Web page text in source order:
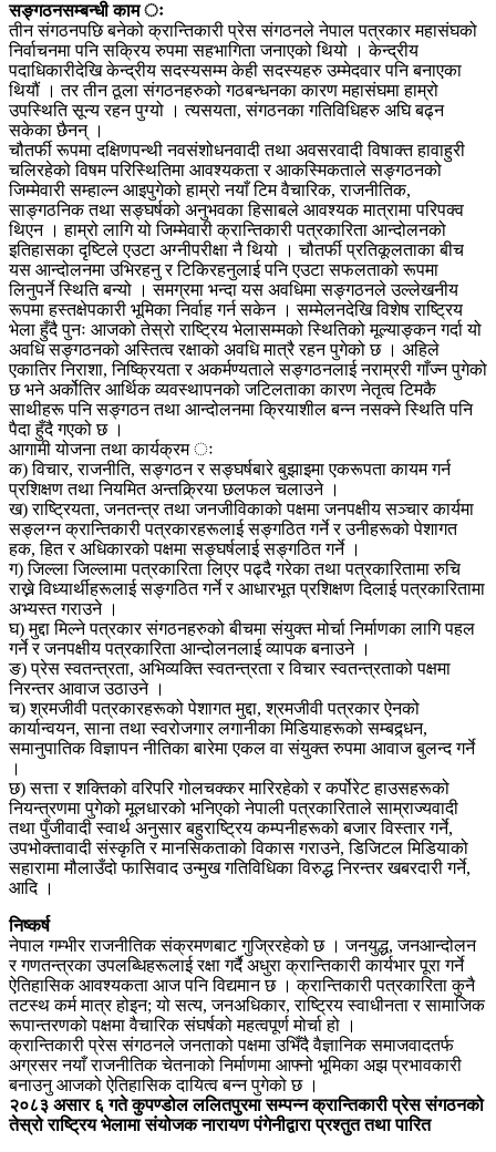
सङ्गठनसम्बन्धी काम ः
तीन संगठनपछि बनेको क्रान्तिकारी प्रेस संगठनले नेपाल पत्रकार महासंघको
निर्वाचनमा पनि सक्रिय रुपमा सहभागिता जनाएको थियो । केन्द्रीय
पदाधिकारीदेखि केन्द्रीय सदस्यसम्म केही सदस्यहरु उम्मेदवार पनि बनाएका
थियौं । तर तीन ठूला संगठनहरुको गठबन्धनका कारण महासंघमा हाम्रो
उपस्थिति सून्य रहन पुग्यो । त्यसयता, संगठनका गतिविधिहरु अघि बढ्न
सकेका छैनन् ।
चौतर्फी रूपमा दक्षिणपन्थी नवसंशोधनवादी तथा अवसरवादी विषाक्त हावाहुरी
चलिरहेको विषम परिस्थितिमा आवश्यकता र आकस्मिकताले सङ्गठनको
जिम्मेवारी सम्हाल्न आइपुगेको हाम्रो नयाँ टिम वैचारिक, राजनीतिक,
साङ्गठनिक तथा सङ्घर्षको अनुभवका हिसाबले आवश्यक मात्रामा परिपक्व
थिएन । हाम्रो लागि यो जिम्मेवारी क्रान्तिकारी पत्रकारिता आन्दोलनको
इतिहासका दृष्टिले एउटा अग्नीपरीक्षा नै थियो । चौतर्फी प्रतिकूलताका बीच
यस आन्दोलनमा उभिरहनु र टिकिरहनुलाई पनि एउटा सफलताको रूपमा
लिनुपर्ने स्थिति बन्यो । समग्रमा भन्दा यस अवधिमा सङ्गठनले उल्लेखनीय
रूपमा हस्तक्षेपकारी भूमिका निर्वाह गर्न सकेन । सम्मेलनदेखि विशेष राष्ट्रिय
भेला हुँदै पुनः आजको तेस्रो राष्ट्रिय भेलासम्मको स्थितिको मूल्याङ्कन गर्दा यो
अवधि सङ्गठनको अस्तित्व रक्षाको अवधि मात्रै रहन पुगेको छ । अहिले
एकातिर निराशा, निष्क्रियता र अकर्मण्यताले सङ्गठनलाई नराम्ररी गाँज्न पुगेको
छ भने अर्कोतिर आर्थिक व्यवस्थापनको जटिलताका कारण नेतृत्व टिमकै
साथीहरू पनि सङ्गठन तथा आन्दोलनमा क्रियाशील बन्न नसक्ने स्थिति पनि
पैदा हुँदै गएको छ ।
आगामी योजना तथा कार्यक्रम ः
क) विचार, राजनीति, सङ्गठन र सङ्घर्षबारे बुझाइमा एकरूपता कायम गर्न
प्रशिक्षण तथा नियमित अन्तक्र्रिया छलफल चलाउने ।
ख) राष्ट्रियता, जनतन्त्र तथा जनजीविकाको पक्षमा जनपक्षीय सञ्चार कार्यमा
सङ्लग्न क्रान्तिकारी पत्रकारहरूलाई सङ्गठित गर्ने र उनीहरूको पेशागत
हक, हित र अधिकारको पक्षमा सङ्घर्षलाई सङ्गठित गर्ने ।
ग) जिल्ला जिल्लामा पत्रकारिता लिएर पढ्दै गरेका तथा पत्रकारितामा रुचि
राख्ने विध्यार्थीहरूलाई सङ्गठित गर्ने र आधारभूत प्रशिक्षण दिलाई पत्रकारितामा
अभ्यस्त गराउने ।
घ) मुद्दा मिल्ने पत्रकार संगठनहरुको बीचमा संयुक्त मोर्चा निर्माणका लागि पहल
गर्ने र जनपक्षीय पत्रकारिता आन्दोलनलाई व्यापक बनाउने ।
ङ) प्रेस स्वतन्त्रता, अभिव्यक्ति स्वतन्त्रता र विचार स्वतन्त्रताको पक्षमा
निरन्तर आवाज उठाउने ।
च) श्रमजीवी पत्रकारहरूको पेशागत मुद्दा, श्रमजीवी पत्रकार ऐनको
कार्यान्वयन, साना तथा स्वरोजगार लगानीका मिडियाहरूको सम्बद्र्धन,
समानुपातिक विज्ञापन नीतिका बारेमा एकल वा संयुक्त रुपमा आवाज बुलन्द गर्ने
।
छ) सत्ता र शक्तिको वरिपरि गोलचक्कर मारिरहेको र कर्पोरेट हाउसहरूको
नियन्त्रणमा पुगेको मूलधारको भनिएको नेपाली पत्रकारिताले साम्राज्यवादी
तथा पुँजीवादी स्वार्थ अनुसार बहुराष्ट्रिय कम्पनीहरूको बजार विस्तार गर्ने,
उपभोक्तावादी संस्कृति र मानसिकताको विकास गराउने, डिजिटल मिडियाको
सहारामा मौलाउँदो फासिवाद उन्मुख गतिविधिका विरुद्ध निरन्तर खबरदारी गर्ने,
आदि ।
निष्कर्ष
नेपाल गम्भीर राजनीतिक संक्रमणबाट गुज्रिरहेको छ । जनयुद्ध, जनआन्दोलन
र गणतन्त्रका उपलब्धिहरूलाई रक्षा गर्दै अधुरा क्रान्तिकारी कार्यभार पूरा गर्ने
ऐतिहासिक आवश्यकता आज पनि विद्यमान छ । क्रान्तिकारी पत्रकारिता कुनै
तटस्थ कर्म मात्र होइन; यो सत्य, जनअधिकार, राष्ट्रिय स्वाधीनता र सामाजिक
रूपान्तरणको पक्षमा वैचारिक संघर्षको महत्वपूर्ण मोर्चा हो ।
क्रान्तिकारी प्रेस संगठनले जनताको पक्षमा उभिँदै वैज्ञानिक समाजवादतर्फ
अग्रसर नयाँ राजनीतिक चेतनाको निर्माणमा आफ्नो भूमिका अझ प्रभावकारी
बनाउनु आजको ऐतिहासिक दायित्व बन्न पुगेको छ ।
२०८३ असार ६ गते कुपण्डोल ललितपुरमा सम्पन्न क्रान्तिकारी प्रेस संगठनको
तेस्रो राष्ट्रिय भेलामा संयोजक नारायण पंगेनीद्वारा प्रश्तुत तथा पारित